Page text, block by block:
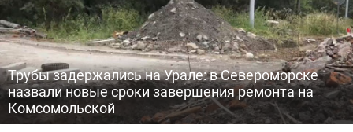
Трубы задержались на Урале: в Североморске
назвали новые сроки завершения ремонта на
Комсомольской